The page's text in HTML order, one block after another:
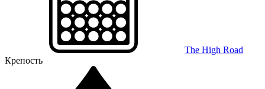
The High Road
Крепость